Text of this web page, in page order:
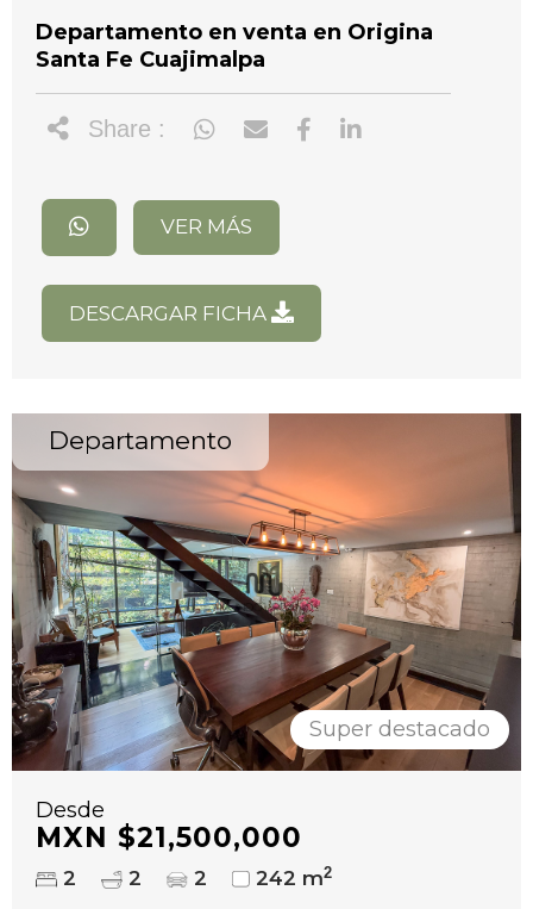
Departamento en venta en Origina
Santa Fe Cuajimalpa
Share :
VER MÁS
DESCARGAR FICHA
Departamento
Super destacado
Desde
MXN $21,500,000
2 2 2 242 m2